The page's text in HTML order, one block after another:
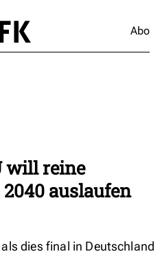
Abo
will reine
auslaufen
dies final in Deutschland